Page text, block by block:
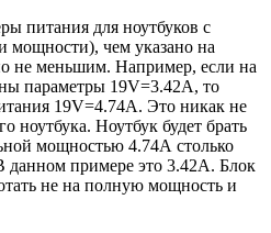
питания для ноутбуков с
мощности), чем указано на
не меньшим. Например, если на
параметры 19V=3.42A, то
19V=4.74A. Это никак не
ноутбука. Ноутбук будет брать
мощностью 4.74А столько
данном примере это 3.42А. Блок
не на полную мощность и